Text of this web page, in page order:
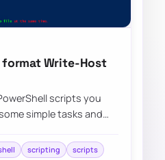
format Write-Host
scripts you
simple tasks and
scripting
scripts